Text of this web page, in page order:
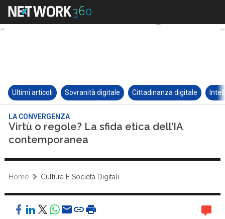
Ultimi articoli Sovranità digitale Cittadinanza digitale
LA CONVERGENZA
Virtù o regole? La sfida etica dell’IA
contemporanea
Home Cultura E Società Digitali